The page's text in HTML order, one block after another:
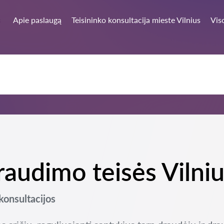
Apie paslaugą Teisininko konsultacija mieste Vilnius
teisės